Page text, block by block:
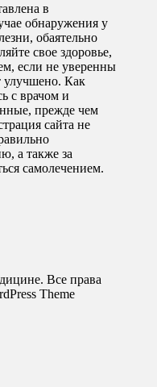
в
обнаружения у
обаятельно
свое здоровье,
если не уверенны
улучшено. Как
с врачом и
прежде чем
сайта не
а также за
самолечением.
Все права
Theme